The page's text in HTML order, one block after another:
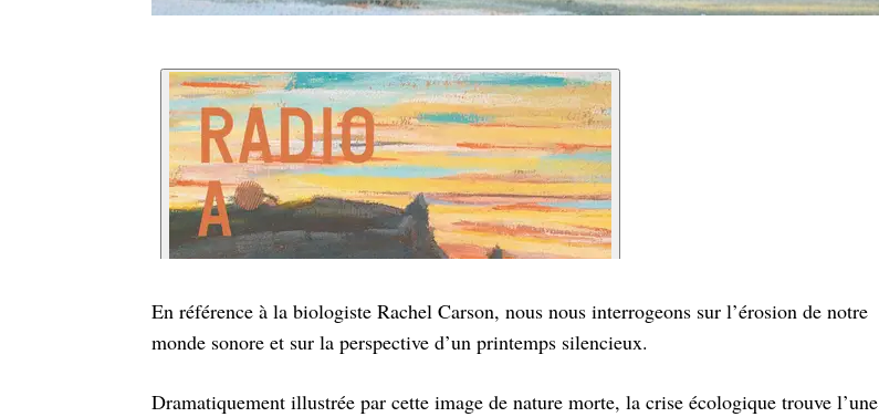
En référence à la biologiste Rachel Carson, nous nous interrogeons sur l’érosion de notre
monde sonore et sur la perspective d’un printemps silencieux.
Dramatiquement illustrée par cette image de nature morte, la crise écologique trouve l’une